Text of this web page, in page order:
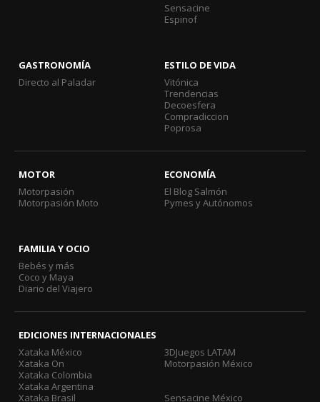
Sensacine
Espinof
GASTRONOMÍA
Directo al Paladar
ESTILO DE VIDA
Vitónica
Trendencias
Decoesfera
Compradiccion
Poprosa
MOTOR
Motorpasión
Motorpasión Moto
ECONOMÍA
El Blog Salmón
Pymes y Autónomos
FAMILIA Y OCIO
Bebés y más
Coco y Maya
Diario del Viajero
EDICIONES INTERNACIONALES
Xataka México
Xataka On
Xataka Colombia
Xataka Argentina
Xataka Brasil
3DJuegos LATAM
Motorpasión México
Sensacine México